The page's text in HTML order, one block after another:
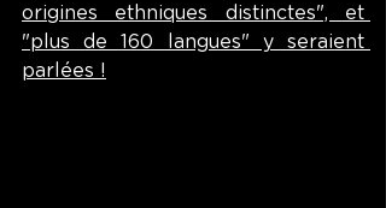
origines ethniques distinctes", et
"plus de 160 langues" y seraient
parlées !